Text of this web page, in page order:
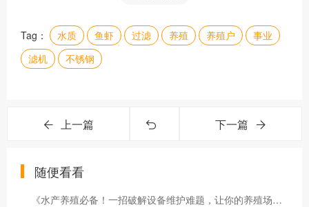
Tag： 水质 鱼虾 过滤 养殖 养殖户
事业
滤机
不锈钢
上一篇 下一篇
随便看看
《水产养殖必备！一招破解设备维护难题，让你的养殖场效益翻倍！》